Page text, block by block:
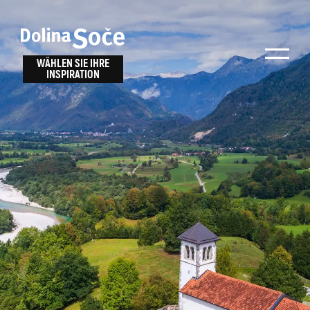
WÄHLEN SIE IHRE
INSPIRATION
Inspiration
finden
Finden Sie Aktivitäten, Attraktionen und
Unterhaltungsmöglichkeiten im Soča-Tal
oder wählen Sie aus unseren Reisetipps.
Suche...
Wählen Sie ein
Erlebnis
TOLMINER KLAMMEN JAVORCA
RIVER PASS JULIANA TRAIL
ALPE ADRIA TRAIL